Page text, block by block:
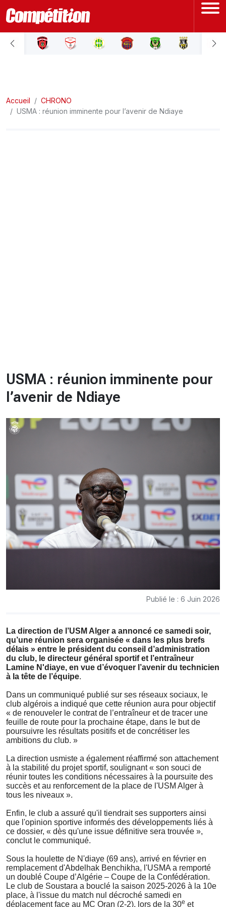
ACCUEIL
LIGUE 2
Accueil
CHRONO
USMA : réunion imminente pour l’avenir de Ndiaye
USMA : réunion imminente pour
l’avenir de Ndiaye
Publié le : 6 Juin 2026
La direction de l’USM Alger a annoncé ce samedi soir,
qu’une réunion sera organisée « dans les plus brefs
délais » entre le président du conseil d’administration
du club, le directeur général sportif et l’entraîneur
Lamine N'diaye, en vue d’évoquer l’avenir du technicien
à la tête de l’équipe.
Dans un communiqué publié sur ses réseaux sociaux, le
club algérois a indiqué que cette réunion aura pour objectif
« de renouveler le contrat de l’entraîneur et de tracer une
feuille de route pour la prochaine étape, dans le but de
poursuivre les résultats positifs et de concrétiser les
ambitions du club. »
La direction usmiste a également réaffirmé son attachement
à la stabilité du projet sportif, soulignant « son souci de
réunir toutes les conditions nécessaires à la poursuite des
succès et au renforcement de la place de l'USM Alger à
tous les niveaux ».
Enfin, le club a assuré qu'il tiendrait ses supporters ainsi
que l'opinion sportive informés des développements liés à
ce dossier, « dès qu'une issue définitive sera trouvée »,
conclut le communiqué.
Sous la houlette de N'diaye (69 ans), arrivé en février en
remplacement d'Abdelhak Benchikha, l'USMA a remporté
un doublé Coupe d’Algérie – Coupe de la Confédération.
Le club de Soustara a bouclé la saison 2025-2026 à la 10e
place, à l'issue du match nul décroché samedi en
déplacement face au MC Oran (2-2), lors de la 30e et